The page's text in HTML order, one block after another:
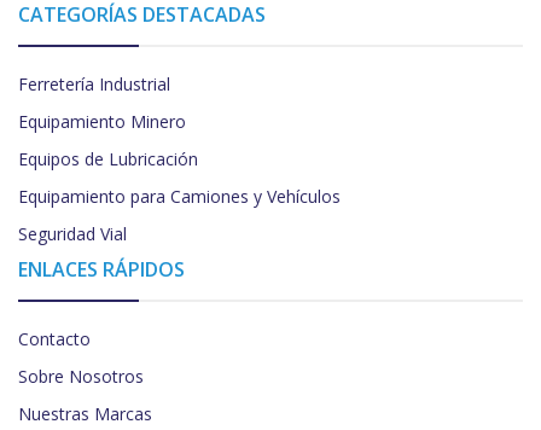
CATEGORÍAS DESTACADAS
Ferretería Industrial
Equipamiento Minero
Equipos de Lubricación
Equipamiento para Camiones y Vehículos
Seguridad Vial
ENLACES RÁPIDOS
Contacto
Sobre Nosotros
Nuestras Marcas